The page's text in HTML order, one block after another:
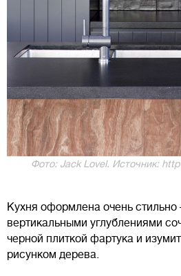
Фото: Jack Lovel. Источник:
Кухня оформлена очень
вертикальными углублениями
черной плиткой фартука и
рисунком дерева.